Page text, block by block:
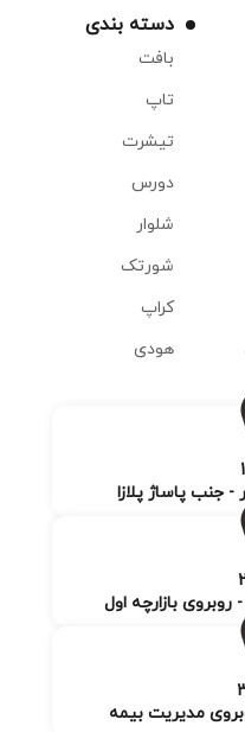
دسته بندی
بافت
تاپ
تیشرت
دورس
شلوار
شورتک
کراپ
هودی
- جنب پاساژ پلازا
روبروی بازارچه اول
مدیریت بیمه